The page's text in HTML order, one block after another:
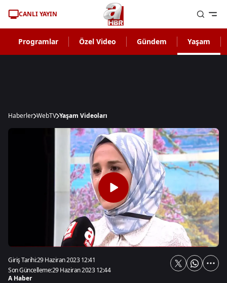
CANLI YAYIN
Programlar Özel Video Gündem Yaşam
Haberler WebTV Yaşam Videoları
Giriş Tarihi:29 Haziran 2023 12:41
Son Güncelleme:29 Haziran 2023 12:44
A Haber